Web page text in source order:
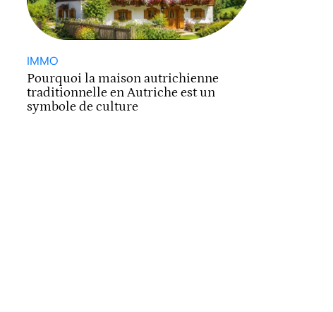
IMMO
Pourquoi la maison autrichienne
traditionnelle en Autriche est un
symbole de culture